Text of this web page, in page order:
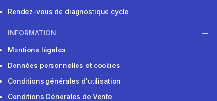
Rendez-vous de diagnostique cycle
INFORMATION
Mentions légales
Données personnelles et cookies
Conditions générales d'utilisation
Conditions Générales de Vente